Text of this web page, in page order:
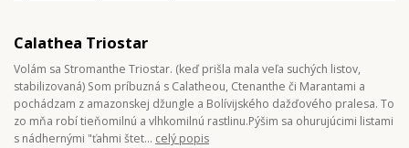
Calathea Triostar
Volám sa Stromanthe Triostar. (keď prišla mala veľa suchých listov,
stabilizovaná) Som príbuzná s Calatheou, Ctenanthe či Marantami a
pochádzam z amazonskej džungle a Bolívijského dažďového pralesa. To
zo mňa robí tieňomilnú a vlhkomilnú rastlinu.Pýšim sa ohurujúcimi listami
s nádhernými "ťahmi štet... celý popis